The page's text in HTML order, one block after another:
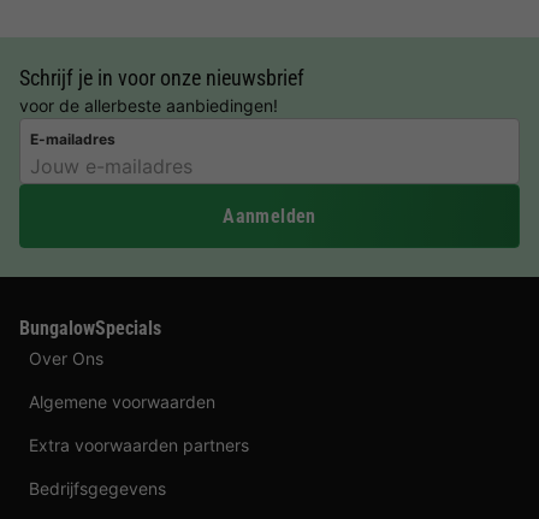
Schrijf je in voor onze nieuwsbrief
voor de allerbeste aanbiedingen!
E-mailadres
Aanmelden
BungalowSpecials
Over Ons
Algemene voorwaarden
Extra voorwaarden partners
Bedrijfsgegevens